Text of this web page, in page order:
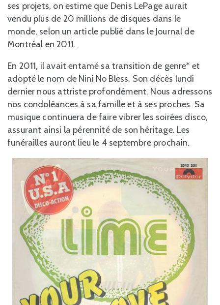
ses projets, on estime que Denis LePage aurait
vendu plus de 20 millions de disques dans le
monde, selon un article publié dans le Journal de
Montréal en 2011.
En 2011, il avait entamé sa transition de genre* et
adopté le nom de Nini No Bless. Son décès lundi
dernier nous attriste profondément. Nous adressons
nos condoléances à sa famille et à ses proches. Sa
musique continuera de faire vibrer les soirées disco,
assurant ainsi la pérennité de son héritage. Les
funérailles auront lieu le 4 septembre prochain.